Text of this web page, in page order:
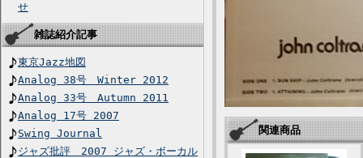
せ
雑誌紹介記事
東京Jazz地図
Analog 38号 Winter 2012
Analog 33号 Autumn 2011
Analog 17号 2007
Swing Journal
ジャズ批評 2007 ジャズ・ボーカル
関連商品